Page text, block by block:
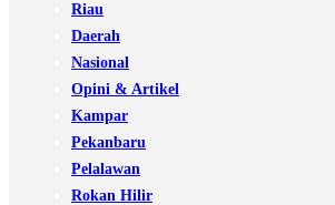
Riau
Daerah
Nasional
Opini & Artikel
Kampar
Pekanbaru
Pelalawan
Rokan Hilir